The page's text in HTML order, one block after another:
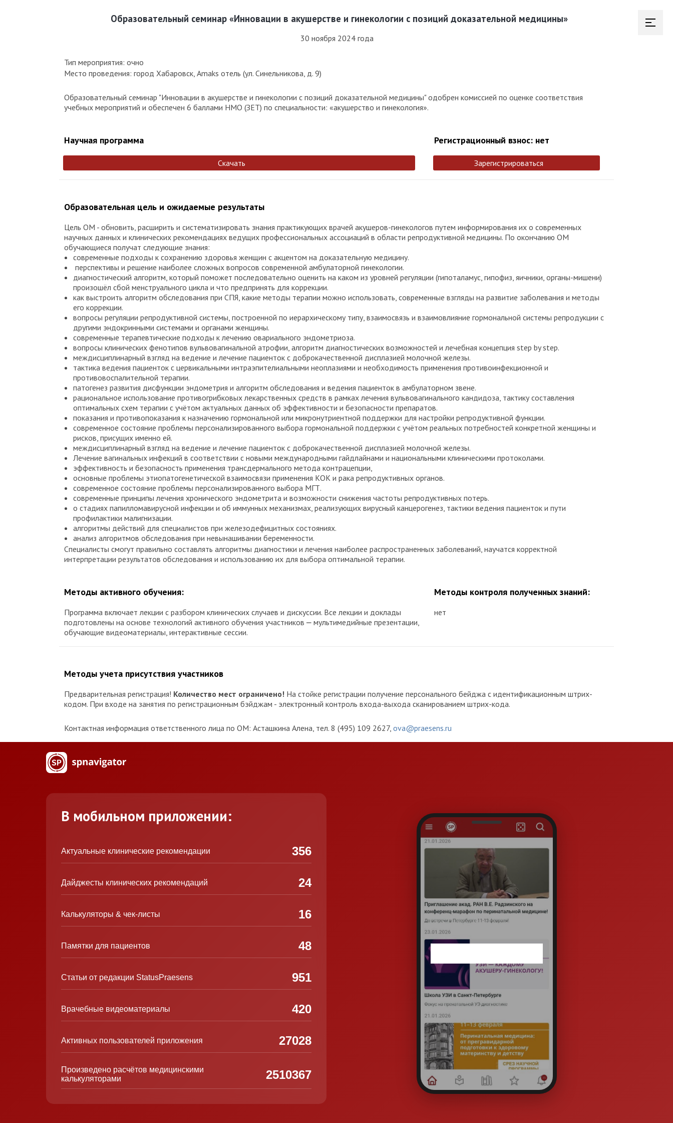
Образовательный семинар «Инновации в акушерстве и гинекологии с позиций доказательной медицины»
30 ноября 2024 года
Тип мероприятия: очно
Место проведения: город Хабаровск, Amaks отель (ул. Синельникова, д. 9)
Образовательный семинар "Инновации в акушерстве и гинекологии с позиций доказательной медицины" одобрен комиссией по оценке соответствия
учебных мероприятий и обеспечен 6 баллами НМО (ЗЕТ) по специальности: «акушерство и гинекология».
Научная программа
Скачать
Регистрационный взнос: нет
Зарегистрироваться
Образовательная цель и ожидаемые результаты
Цель ОМ - обновить, расширить и систематизировать знания практикующих врачей акушеров-гинекологов путем информирования их о современных
научных данных и клинических рекомендациях ведущих профессиональных ассоциаций в области репродуктивной медицины. По окончанию ОМ
обучающиеся получат следующие знания:
современные подходы к сохранению здоровья женщин с акцентом на доказательную медицину.
перспективы и решение наиболее сложных вопросов современной амбулаторной гинекологии.
диагностический алгоритм, который поможет последовательно оценить на каком из уровней регуляции (гипоталамус, гипофиз, яичники, органы-мишени)
произошёл сбой менструального цикла и что предпринять для коррекции.
как выстроить алгоритм обследования при СПЯ, какие методы терапии можно использовать, современные взгляды на развитие заболевания и методы
его коррекции.
вопросы регуляции репродуктивной системы, построенной по иерархическому типу, взаимосвязь и взаимовлияние гормональной системы репродукции с
другими эндокринными системами и органами женщины.
современные терапевтические подходы к лечению овариального эндометриоза.
вопросы клинических фенотипов вульвовагинальной атрофии, алгоритм диагностических возможностей и лечебная концепция step by step.
междисциплинарный взгляд на ведение и лечение пациенток с доброкачественной дисплазией молочной железы.
тактика ведения пациенток с цервикальными интраэпителиальными неоплазиями и необходимость применения противоинфекционной и
противовоспалительной терапии.
патогенез развития дисфункции эндометрия и алгоритм обследования и ведения пациенток в амбулаторном звене.
рациональное использование противогрибковых лекарственных средств в рамках лечения вульвовагинального кандидоза, тактику составления
оптимальных схем терапии с учётом актуальных данных об эффективности и безопасности препаратов.
показания и противопоказания к назначению гормональной или микронутриентной поддержки для настройки репродуктивной функции.
современное состояние проблемы персонализированного выбора гормональной поддержки с учётом реальных потребностей конкретной женщины и
рисков, присущих именно ей.
междисциплинарный взгляд на ведение и лечение пациенток с доброкачественной дисплазией молочной железы.
Лечение вагинальных инфекций в соответствии с новыми международными гайдлайнами и национальными клиническими протоколами.
эффективность и безопасность применения трансдермального метода контрацепции,
основные проблемы этиопатогенетической взаимосвязи применения КОК и рака репродуктивных органов.
современное состояние проблемы персонализированного выбора МГТ.
современные принципы лечения хронического эндометрита и возможности снижения частоты репродуктивных потерь.
о стадиях папилломавирусной инфекции и об иммунных механизмах, реализующих вирусный канцерогенез, тактики ведения пациенток и пути
профилактики малигнизации.
алгоритмы действий для специалистов при железодефицитных состояниях.
анализ алгоритмов обследования при невынашивании беременности.
Специалисты смогут правильно составлять алгоритмы диагностики и лечения наиболее распространенных заболеваний, научатся корректной
интерпретации результатов обследования и использованию их для выбора оптимальной терапии.
Методы активного обучения:
Программа включает лекции с разбором клинических случаев и дискуссии. Все лекции и доклады
подготовлены на основе технологий активного обучения участников ⎼ мультимедийные презентации,
обучающие видеоматериалы, интерактивные сессии.
Методы контроля полученных знаний:
нет
Методы учета присутствия участников
Предварительная регистрация! Количество мест ограничено! На стойке регистрации получение персонального бейджа с идентификационным штрих-
кодом. При входе на занятия по регистрационным бэйджам - электронный контроль входа-выхода сканированием штрих-кода.
Контактная информация ответственного лица по ОМ: Асташкина Алена, тел. 8 (495) 109 2627, ova@praesens.ru
В мобильном приложении:
Актуальные клинические рекомендации 356
Дайджесты клинических рекомендаций 24
Калькуляторы & чек-листы 16
Памятки для пациентов 48
Статьи от редакции StatusPraesens 951
Врачебные видеоматериалы 420
Активных пользователей приложения 27028
Произведено расчётов медицинскими
калькуляторами
2510367